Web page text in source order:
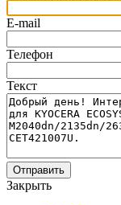
E-mail
Телефон
Текст
Отправить
Закрыть